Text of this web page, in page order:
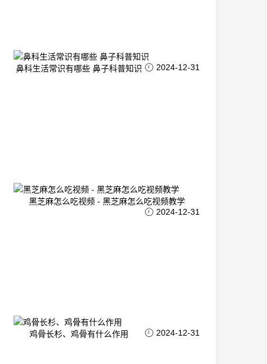
鼻科生活常识有哪些 鼻子科普知识 2024-12-31
黑芝麻怎么吃视频 - 黑芝麻怎么吃视频教学
2024-12-31
鸡骨长杉、鸡骨有什么作用 2024-12-31